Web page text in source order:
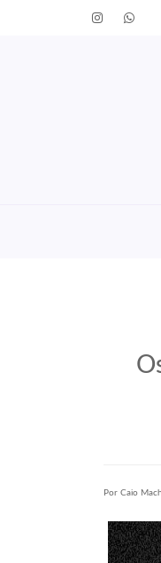
Por Caio